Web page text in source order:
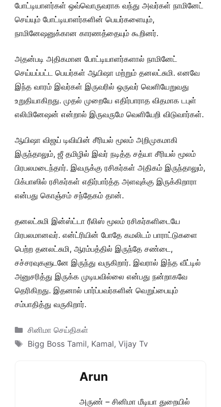
போட்டியாளர்கள் ஒவ்வொருவராக வந்து அவர்கள் நாமினேட்
செய்யும் போட்டியாளர்களின் பெயர்களையும்,
நாமினேஷனுக்கான காரணத்தையும் கூறினர்.
அதன்படி அதிகமான போட்டியாளர்களால் நாமினேட்
செய்யப்பட்ட பெயர்கள் ஆயிஷா மற்றும் தனலட்சுமி. எனவே
இந்த வாரம் இவர்கள் இருவரில் ஒருவர் வெளியேறுவது
உறுதியாகிறது. முதல் முறையே எதிர்பாராத விதமாக டபுள்
எலிமினேஷன் என்றால் இருவருமே வெளியேறி விடுவார்கள்.
ஆயிஷா விஜய் டிவியின் சீரியல் மூலம் அறிமுகமாகி
இருந்தாலும், ஜீ தமிழில் இவர் நடித்த சத்யா சீரியல் மூலம்
பிரபலமடைந்தார். இவருக்கு ரசிகர்கள் அதிகம் இருந்தாலும்,
பிக்பாஸில் ரசிகர்கள் எதிர்பார்த்த அளவுக்கு இருக்கிறாரா
என்பது கொஞ்சம் சந்தேகம் தான்.
தனலட்சுமி இன்ஸ்ட்டா ரீலிஸ் மூலம் ரசிகர்களிடையே
பிரபலமானவர். என்ட்ரியின் போதே கமலிடம் பாராட்டுகளை
பெற்ற தனலட்சுமி, ஆரம்பத்தில் இருந்தே சண்டை,
சச்சரவுகளுடனே இருந்து வருகிறார். இவரால் இந்த வீட்டில்
அனுசரித்து இருக்க முடியவில்லை என்பது நன்றாகவே
தெரிகிறது. இதனால் பார்ப்பவர்களின் வெறுப்பையும்
சம்பாதித்து வருகிறார்.
Categories
சினிமா செய்திகள்
Tags
Bigg Boss Tamil, Kamal, Vijay Tv
Arun
அருண் – சினிமா மீடியா துறையில்